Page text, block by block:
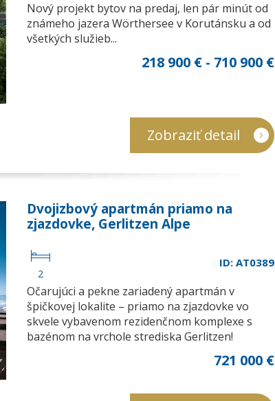
Nový projekt bytov na predaj, len pár minút od
známeho jazera Wörthersee v Korutánsku a od
všetkých služieb...
218 900 € - 710 900 €
Zobraziť detail
Dvojizbový apartmán priamo na
zjazdovke, Gerlitzen Alpe
2
ID: AT0389
Očarujúci a pekne zariadený apartmán v
špičkovej lokalite – priamo na zjazdovke vo
skvele vybavenom rezidenčnom komplexe s
bazénom na vrchole strediska Gerlitzen!
721 000 €